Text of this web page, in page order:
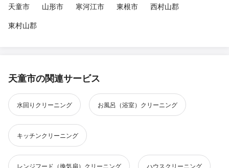
天童市
山形市 寒河江市 東根市
西村山郡
東村山郡
天童市の関連サービス
水回りクリーニング お風呂（浴室）クリーニング
キッチンクリーニング
レンジフード（換気扇）クリーニング ハウスクリーニング